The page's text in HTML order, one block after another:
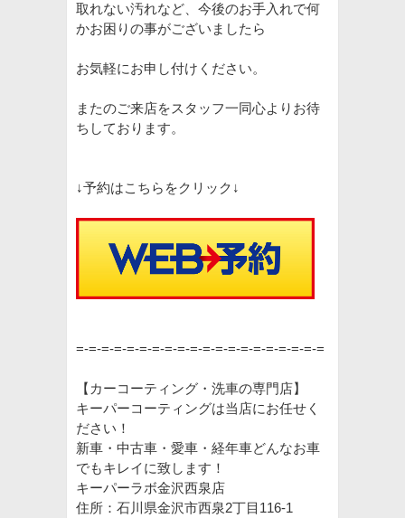
取れない汚れなど、今後のお手入れで何
かお困りの事がございましたら
お気軽にお申し付けください。
またのご来店をスタッフ一同心よりお待
ちしております。
↓予約はこちらをクリック↓
=-=-=-=-=-=-=-=-=-=-=-=-=-=-=-=-=-=-=-=
【カーコーティング・洗車の専門店】
キーパーコーティングは当店にお任せく
ださい！
新車・中古車・愛車・経年車どんなお車
でもキレイに致します！
キーパーラボ金沢西泉店
住所：石川県金沢市西泉2丁目116‐1